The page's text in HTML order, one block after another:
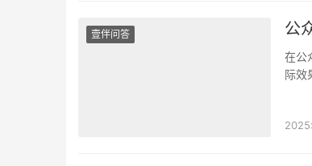
壹伴问答 公
在公
际效
2025